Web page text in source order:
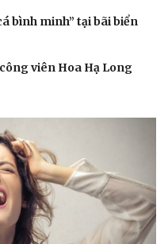
bình minh” tại bãi biển
viên Hoa Hạ Long